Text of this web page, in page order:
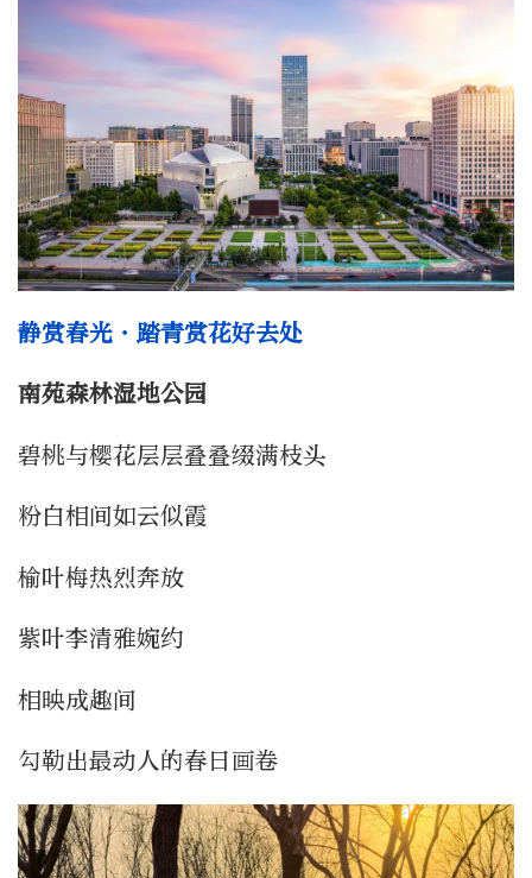
静赏春光・踏青赏花好去处
南苑森林湿地公园
碧桃与樱花层层叠叠缀满枝头
粉白相间如云似霞
榆叶梅热烈奔放
紫叶李清雅婉约
相映成趣间
勾勒出最动人的春日画卷